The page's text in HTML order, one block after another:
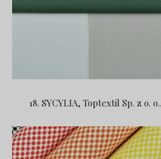
18. SYCYLIA, Toptextil Sp. z o.